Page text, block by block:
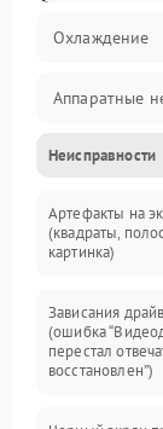
Охлаждение
Аппаратные
Перегрев и
Видео
Неисправности
Артефакты на
(квадраты,
картинка)
Зависания
(ошибка
перестал
восстановлен”)